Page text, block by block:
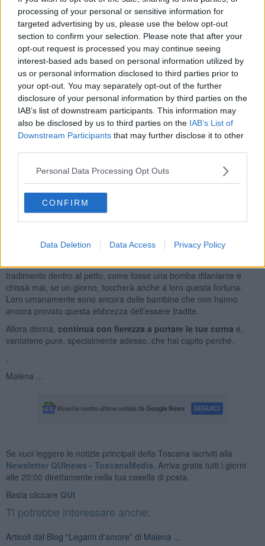
processing of your personal or sensitive information for
targeted advertising by us, please use the below opt-out
section to confirm your selection. Please note that after your
opt-out request is processed you may continue seeing
interest-based ads based on personal information utilized by
us or personal information disclosed to third parties prior to
your opt-out. You may separately opt-out of the further
disclosure of your personal information by third parties on the
IAB’s list of downstream participants. This information may
also be disclosed by us to third parties on the IAB’s List of
Downstream Participants that may further disclose it to other
Personal Data Processing Opt Outs
CONFIRM
Data Deletion Data Access Privacy Policy
Però a ben vedere ci sono dei vantaggi ad essere tradite e si
possono trarre degli insegnamenti in merito. Intanto, metti in pratica
le parole delVangelo: “Ama il prossimo tuo come te stesso” non di
più ne di meno. Quindi imparerai a non essere egoista. Attraverso
l’amore per te stessa riuscirai ad accettare e ad amare gli altri e
perché no? pure la rivale visto che c’è. Essere tradite dalla persona
che amiamo ci da questo insegnamento anche se, in maniera
violenta, è una lezione che non si scorda più.
Accettato il primo si accettano tutti quelli a seguire. Unica
consolazione è che tutti mentono, se la persona che abbiamo
amato è stata in grado di ingannarci così tanto, dopo aver
affrontato la verità del tradimento, acquisiamo la capacità di
cogliere al volo le bugie degli altri. In pratica ci rende più sensibili
di più e facciamo esperienza acquisita sul campo.
Diciamoci la verità, entrare nel club dei “cuori sofferenti”, significa
anche, essere compatite dalle amiche e rimanere al centro
dell’attenzione, tutti difatti, sono empaticamente con te. Qualcuno
tenerne di conto. Pensiamo invece quanto sono sfortunate le
donne a non essere mai entrate nel club dei “cuori sofferenti”. Si
tradimento dentro al petto, come fosse una bomba dilaniante e
chissà mai, se un giorno, toccherà anche a loro questa fortuna.
Loro umanamente sono ancora delle bambine che non hanno
ancora provato questa ebbrezza dell’essere tradite.
Allora donna, continua con fierezza a portare le tue corna e,
vantatene pure, specialmente adesso, che hai capito perché.
Malena ...
Se vuoi leggere le notizie principali della Toscana iscriviti alla
Newsletter QUInews - ToscanaMedia. Arriva gratis tutti i giorni
alle 20:00 direttamente nella tua casella di posta.
Basta cliccare QUI
Ti potrebbe interessare anche:
Articoli dal Blog “Legami d'amore” di Malena ...